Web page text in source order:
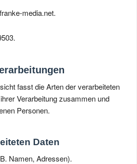
media.net.
fasst die Arten der verarbeiteten
Verarbeitung zusammen und
Personen.
Daten
Namen, Adressen).